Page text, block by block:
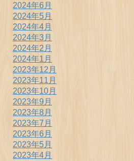
2024年6月
2024年5月
2024年4月
2024年3月
2024年2月
2024年1月
2023年12月
2023年11月
2023年10月
2023年9月
2023年8月
2023年7月
2023年6月
2023年5月
2023年4月